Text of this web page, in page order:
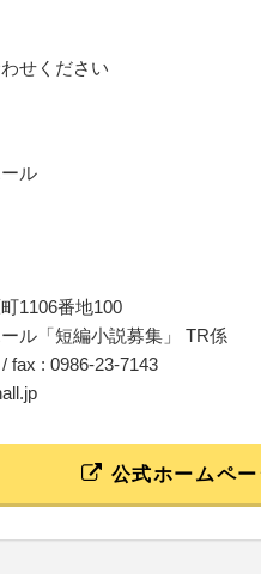
せください
ル
1106番地100
ル「短編小説募集」 TR係
fax : 0986-23-7143
公式ホームペー